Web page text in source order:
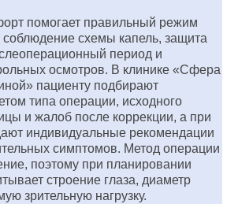
помогает правильный режим
соблюдение схемы капель, защита
период и
осмотров. В клинике «Сфера
пациенту подбирают
типа операции, исходного
и жалоб после коррекции, а при
индивидуальные рекомендации
симптомов. Метод операции
поэтому при планировании
строение глаза, диаметр
зрительную нагрузку.